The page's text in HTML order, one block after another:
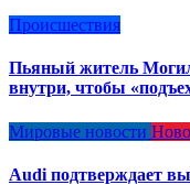
Происшествия
Пьяный житель
внутри, чтобы
Мировые новости
Audi подтверждает